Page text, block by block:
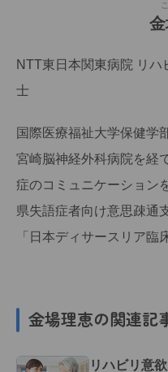
NTT東日本関東病院 リ
士
国際医療福祉大学保健学
宮崎脳神経外科病院を経
症のコミュニケーション
県失語症者向け意思疎通
「日本ディサースリア臨
金場理恵の関連記
リハビリ意